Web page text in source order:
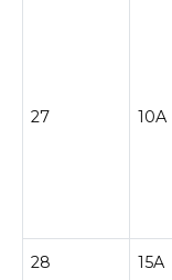
27 10A
28 15A